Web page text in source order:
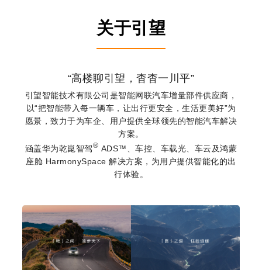
关于引望
“高楼聊引望，杳杳一川平”
引望智能技术有限公司是智能网联汽车增量部件供应商，
以“把智能带入每一辆车，让出行更安全，生活更美好”为
愿景，致力于为车企、用户提供全球领先的智能汽车解决
方案。
涵盖华为乾崑智驾® ADS™、车控、车载光、车云及鸿蒙
座舱 HarmonySpace 解决方案，为用户提供智能化的出
行体验。